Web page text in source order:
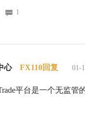
1
心 FX110回复 01-
平台是一个无监管